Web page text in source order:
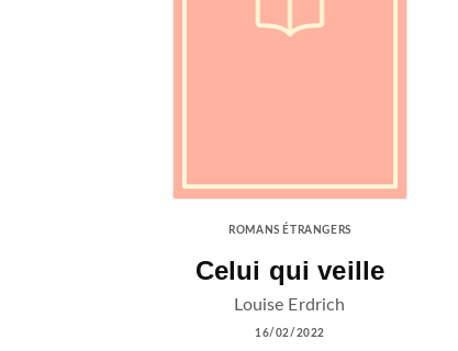
ROMANS ÉTRANGERS
Celui qui veille
Louise Erdrich
16/02/2022